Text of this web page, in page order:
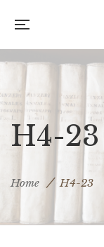
H4-23
Home H4-23